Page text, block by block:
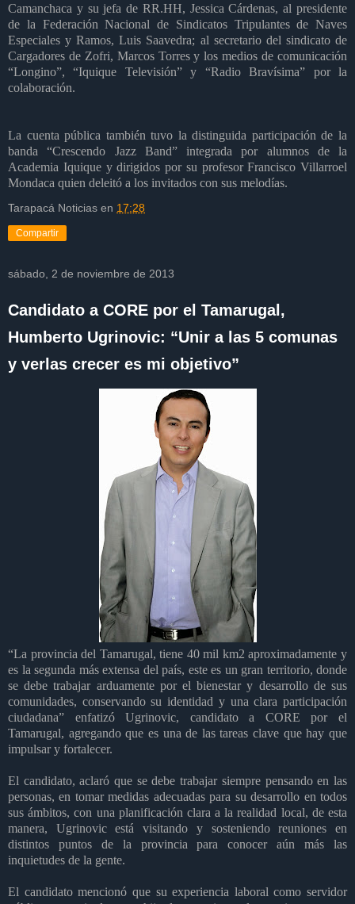
Camanchaca y su jefa de RR.HH, Jessica Cárdenas, al presidente
de la Federación Nacional de Sindicatos Tripulantes de Naves
Especiales y Ramos, Luis Saavedra; al secretario del sindicato de
Cargadores de Zofri, Marcos Torres y los medios de comunicación
“Longino”, “Iquique Televisión” y “Radio Bravísima” por la
colaboración.
La cuenta pública también tuvo la distinguida participación de la
banda “Crescendo Jazz Band” integrada por alumnos de la
Academia Iquique y dirigidos por su profesorFrancisco Villarroel
Mondaca quien deleitó a los invitados con sus melodías.
Tarapacá Noticias en 17:28
Compartir
sábado, 2 de noviembre de 2013
Candidato a CORE por el Tamarugal,
Humberto Ugrinovic: “Unir a las 5 comunas
y verlas crecer es mi objetivo”
“La provincia del Tamarugal, tiene 40 mil km2 aproximadamente y
es la segunda más extensa del país, este es un gran territorio, donde
se debe trabajar arduamente por el bienestar y desarrollo de sus
comunidades, conservando su identidad y una clara participación
ciudadana” enfatizó Ugrinovic, candidato a CORE por el
Tamarugal, agregando que es una de las tareas clave que hay que
impulsar y fortalecer.
El candidato, aclaró que se debe trabajar siempre pensando en las
personas, en tomar medidas adecuadas para su desarrollo en todos
sus ámbitos, con una planificación clara a la realidad local, de esta
manera, Ugrinovic está visitando y sosteniendo reuniones en
distintos puntos de la provincia para conocer aún más las
inquietudes de la gente.
El candidato mencionó que su experiencia laboral como servidor